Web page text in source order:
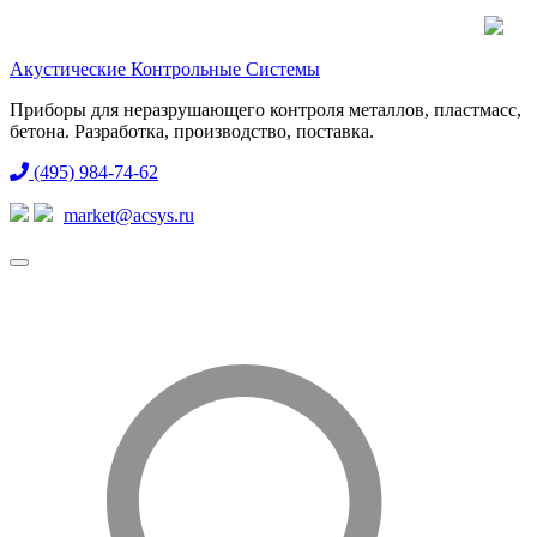
Акустические Контрольные Системы
Приборы для неразрушающего контроля металлов, пластмасс,
бетона. Разработка, производство, поставка.
(495) 984-74-62
market@acsys.ru
Toggle